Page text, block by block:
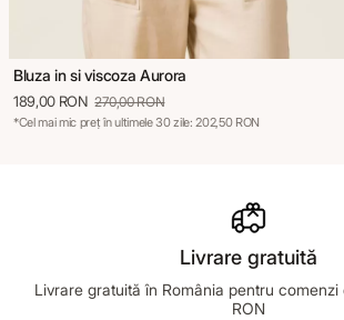
Bluza in si viscoza Aurora
189,00 RON 270,00 RON
*Cel mai mic preț în ultimele 30 zile: 202,50 RON
Livrare gratuită
Livrare gratuită în România pentru
RON